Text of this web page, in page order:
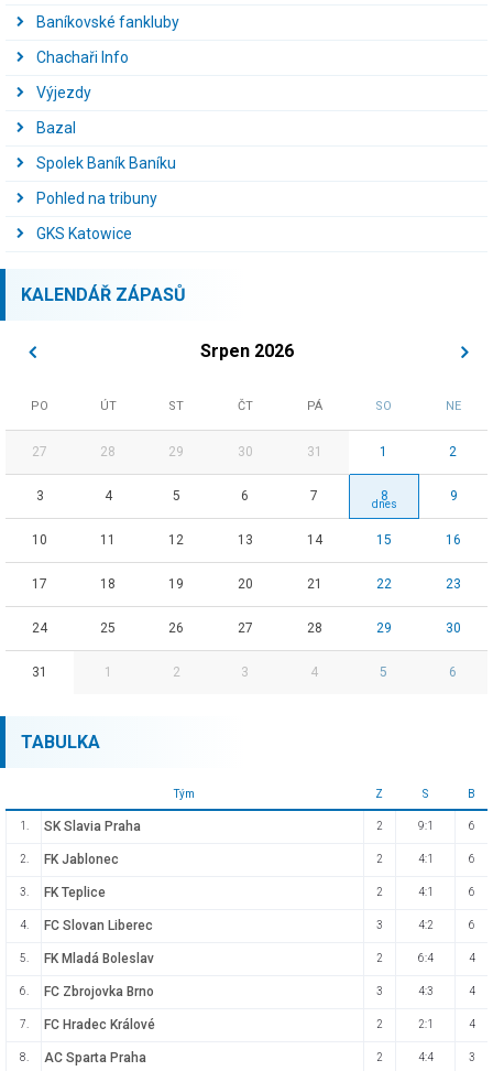
Baníkovské fankluby
Chachaři Info
Výjezdy
Bazal
Spolek Baník Baníku
Pohled na tribuny
GKS Katowice
KALENDÁŘ ZÁPASŮ
Srpen 2026
PO ÚT ST ČT PÁ SO NE
27 28 29 30 31 1 2
3 4 5 6 7 8 9
10 11 12 13 14 15 16
17 18 19 20 21 22 23
24 25 26 27 28 29 30
31 1 2 3 4 5 6
TABULKA
Tým Z S B
1. SK Slavia Praha 2 9:1 6
2. FK Jablonec 2 4:1 6
3. FK Teplice 2 4:1 6
4. FC Slovan Liberec 3 4:2 6
5. FK Mladá Boleslav 2 6:4 4
6. FC Zbrojovka Brno 3 4:3 4
7. FC Hradec Králové 2 2:1 4
8. AC Sparta Praha 2 4:4 3